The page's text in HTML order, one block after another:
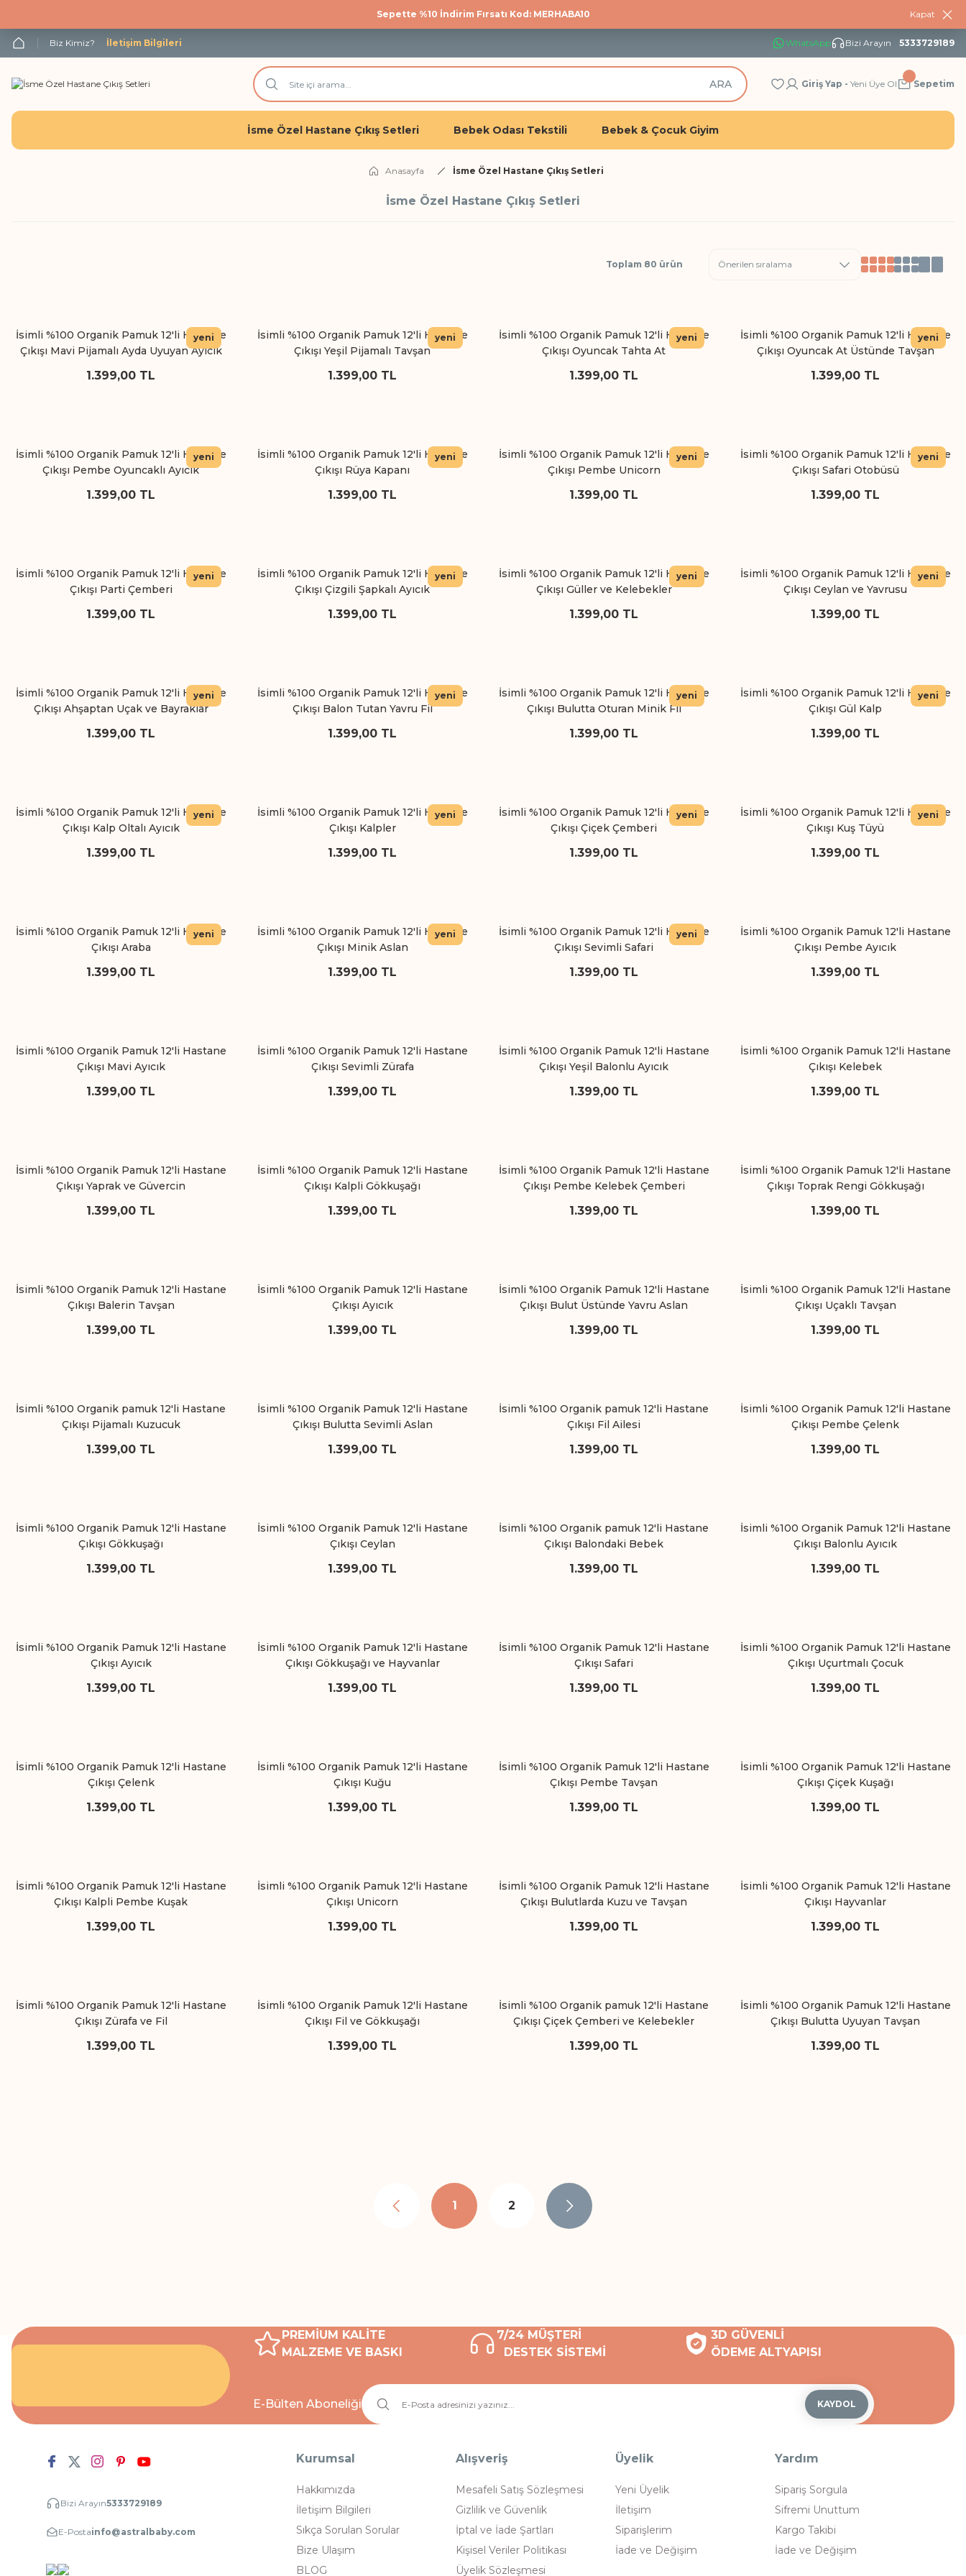
Sepette %10 İndirim Fırsatı Kod: MERHABA10 Kapat
Biz Kimiz? İletişim Bilgileri
Üye olan herkese %10 İndirim
WhatsApp Bizi Arayın 5333729189
ARA Giriş Yap - Yeni Üye Ol Sepetim
İsme Özel Hastane Çıkış Setleri Bebek Odası Tekstili Bebek & Çocuk Giyim
Anasayfa İsme Özel Hastane Çıkış Setleri
İsme Özel Hastane Çıkış Setleri
Toplam 80 ürün
yeni
İsimli %100 Organik Pamuk 12'li Hastane
Çıkışı Mavi Pijamalı Ayda Uyuyan Ayıcık
1.399,00 TL
yeni
İsimli %100 Organik Pamuk 12'li Hastane
Çıkışı Yeşil Pijamalı Tavşan
1.399,00 TL
yeni
İsimli %100 Organik Pamuk 12'li Hastane
Çıkışı Oyuncak Tahta At
1.399,00 TL
yeni
İsimli %100 Organik Pamuk 12'li Hastane
Çıkışı Oyuncak At Üstünde Tavşan
1.399,00 TL
yeni
İsimli %100 Organik Pamuk 12'li Hastane
Çıkışı Pembe Oyuncaklı Ayıcık
1.399,00 TL
yeni
İsimli %100 Organik Pamuk 12'li Hastane
Çıkışı Rüya Kapanı
1.399,00 TL
yeni
İsimli %100 Organik Pamuk 12'li Hastane
Çıkışı Pembe Unicorn
1.399,00 TL
yeni
İsimli %100 Organik Pamuk 12'li Hastane
Çıkışı Safari Otobüsü
1.399,00 TL
yeni
İsimli %100 Organik Pamuk 12'li Hastane
Çıkışı Parti Çemberi
1.399,00 TL
yeni
İsimli %100 Organik Pamuk 12'li Hastane
Çıkışı Çizgili Şapkalı Ayıcık
1.399,00 TL
yeni
İsimli %100 Organik Pamuk 12'li Hastane
Çıkışı Güller ve Kelebekler
1.399,00 TL
yeni
İsimli %100 Organik Pamuk 12'li Hastane
Çıkışı Ceylan ve Yavrusu
1.399,00 TL
yeni
İsimli %100 Organik Pamuk 12'li Hastane
Çıkışı Ahşaptan Uçak ve Bayraklar
1.399,00 TL
yeni
İsimli %100 Organik Pamuk 12'li Hastane
Çıkışı Balon Tutan Yavru Fil
1.399,00 TL
yeni
İsimli %100 Organik Pamuk 12'li Hastane
Çıkışı Bulutta Oturan Minik Fil
1.399,00 TL
yeni
İsimli %100 Organik Pamuk 12'li Hastane
Çıkışı Gül Kalp
1.399,00 TL
yeni
İsimli %100 Organik Pamuk 12'li Hastane
Çıkışı Kalp Oltalı Ayıcık
1.399,00 TL
yeni
İsimli %100 Organik Pamuk 12'li Hastane
Çıkışı Kalpler
1.399,00 TL
yeni
İsimli %100 Organik Pamuk 12'li Hastane
Çıkışı Çiçek Çemberi
1.399,00 TL
yeni
İsimli %100 Organik Pamuk 12'li Hastane
Çıkışı Kuş Tüyü
1.399,00 TL
yeni
İsimli %100 Organik Pamuk 12'li Hastane
Çıkışı Araba
1.399,00 TL
yeni
İsimli %100 Organik Pamuk 12'li Hastane
Çıkışı Minik Aslan
1.399,00 TL
yeni
İsimli %100 Organik Pamuk 12'li Hastane
Çıkışı Sevimli Safari
1.399,00 TL
İsimli %100 Organik Pamuk 12'li Hastane
Çıkışı Pembe Ayıcık
1.399,00 TL
İsimli %100 Organik Pamuk 12'li Hastane
Çıkışı Mavi Ayıcık
1.399,00 TL
İsimli %100 Organik Pamuk 12'li Hastane
Çıkışı Sevimli Zürafa
1.399,00 TL
İsimli %100 Organik Pamuk 12'li Hastane
Çıkışı Yeşil Balonlu Ayıcık
1.399,00 TL
İsimli %100 Organik Pamuk 12'li Hastane
Çıkışı Kelebek
1.399,00 TL
İsimli %100 Organik Pamuk 12'li Hastane
Çıkışı Yaprak ve Güvercin
1.399,00 TL
İsimli %100 Organik Pamuk 12'li Hastane
Çıkışı Kalpli Gökkuşağı
1.399,00 TL
İsimli %100 Organik Pamuk 12'li Hastane
Çıkışı Pembe Kelebek Çemberi
1.399,00 TL
İsimli %100 Organik Pamuk 12'li Hastane
Çıkışı Toprak Rengi Gökkuşağı
1.399,00 TL
İsimli %100 Organik Pamuk 12'li Hastane
Çıkışı Balerin Tavşan
1.399,00 TL
İsimli %100 Organik Pamuk 12'li Hastane
Çıkışı Ayıcık
1.399,00 TL
İsimli %100 Organik Pamuk 12'li Hastane
Çıkışı Bulut Üstünde Yavru Aslan
1.399,00 TL
İsimli %100 Organik Pamuk 12'li Hastane
Çıkışı Uçaklı Tavşan
1.399,00 TL
İsimli %100 Organik pamuk 12'li Hastane
Çıkışı Pijamalı Kuzucuk
1.399,00 TL
İsimli %100 Organik Pamuk 12'li Hastane
Çıkışı Bulutta Sevimli Aslan
1.399,00 TL
İsimli %100 Organik pamuk 12'li Hastane
Çıkışı Fil Ailesi
1.399,00 TL
İsimli %100 Organik Pamuk 12'li Hastane
Çıkışı Pembe Çelenk
1.399,00 TL
İsimli %100 Organik Pamuk 12'li Hastane
Çıkışı Gökkuşağı
1.399,00 TL
İsimli %100 Organik Pamuk 12'li Hastane
Çıkışı Ceylan
1.399,00 TL
İsimli %100 Organik pamuk 12'li Hastane
Çıkışı Balondaki Bebek
1.399,00 TL
İsimli %100 Organik Pamuk 12'li Hastane
Çıkışı Balonlu Ayıcık
1.399,00 TL
İsimli %100 Organik Pamuk 12'li Hastane
Çıkışı Ayıcık
1.399,00 TL
İsimli %100 Organik Pamuk 12'li Hastane
Çıkışı Gökkuşağı ve Hayvanlar
1.399,00 TL
İsimli %100 Organik Pamuk 12'li Hastane
Çıkışı Safari
1.399,00 TL
İsimli %100 Organik Pamuk 12'li Hastane
Çıkışı Uçurtmalı Çocuk
1.399,00 TL
İsimli %100 Organik Pamuk 12'li Hastane
Çıkışı Çelenk
1.399,00 TL
İsimli %100 Organik Pamuk 12'li Hastane
Çıkışı Kuğu
1.399,00 TL
İsimli %100 Organik Pamuk 12'li Hastane
Çıkışı Pembe Tavşan
1.399,00 TL
İsimli %100 Organik Pamuk 12'li Hastane
Çıkışı Çiçek Kuşağı
1.399,00 TL
İsimli %100 Organik Pamuk 12'li Hastane
Çıkışı Kalpli Pembe Kuşak
1.399,00 TL
İsimli %100 Organik Pamuk 12'li Hastane
Çıkışı Unicorn
1.399,00 TL
İsimli %100 Organik Pamuk 12'li Hastane
Çıkışı Bulutlarda Kuzu ve Tavşan
1.399,00 TL
İsimli %100 Organik Pamuk 12'li Hastane
Çıkışı Hayvanlar
1.399,00 TL
İsimli %100 Organik Pamuk 12'li Hastane
Çıkışı Zürafa ve Fil
1.399,00 TL
İsimli %100 Organik Pamuk 12'li Hastane
Çıkışı Fil ve Gökkuşağı
1.399,00 TL
İsimli %100 Organik pamuk 12'li Hastane
Çıkışı Çiçek Çemberi ve Kelebekler
1.399,00 TL
İsimli %100 Organik Pamuk 12'li Hastane
Çıkışı Bulutta Uyuyan Tavşan
1.399,00 TL
1 2
PREMİUM KALİTE
MALZEME VE BASKI
7/24 MÜŞTERİ
DESTEK SİSTEMİ
3D GÜVENLİ
ÖDEME ALTYAPISI
E-Bülten Aboneliği KAYDOL
Bizi Arayın5333729189
E-Postainfo@astralbaby.com
Kurumsal
Hakkımızda
İletişim Bilgileri
Sıkça Sorulan Sorular
Bize Ulaşım
BLOG
Alışveriş
Mesafeli Satış Sözleşmesi
Gizlilik ve Güvenlik
İptal ve İade Şartları
Kişisel Veriler Politikası
Üyelik Sözleşmesi
Üyelik
Yeni Üyelik
İletişim
Siparişlerim
İade ve Değişim
Yardım
Sipariş Sorgula
Sifremi Unuttum
Kargo Takibi
İade ve Değişim